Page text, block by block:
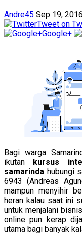
Andre45 Sep 19, 2016
Tweet on
Google+
Bagi warga
ikutan kursus
samarinda hubungi
6943 (Andreas
mampun menyihir
heran kalau saat ini
untuk menjalani
online pun kerap
utama bagi banyak